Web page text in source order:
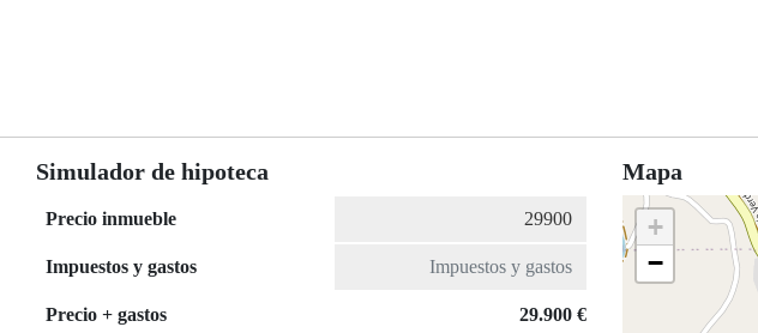
Simulador de hipoteca
Precio inmueble
Impuestos y gastos
Precio + gastos 29.900 €
Mapa
+
−